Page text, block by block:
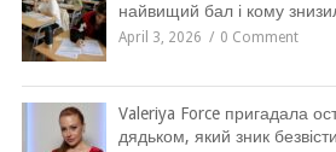
найвищий бал і кому
April 3, 2026 0 Comment
Valeriya Force пригадала
дядьком, який зник